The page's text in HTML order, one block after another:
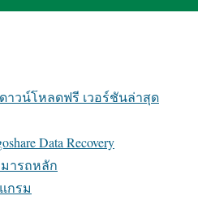
ดาวน์โหลดฟรี เวอร์ชันล่าสุด
Data Recovery
มารถหลัก
กรม